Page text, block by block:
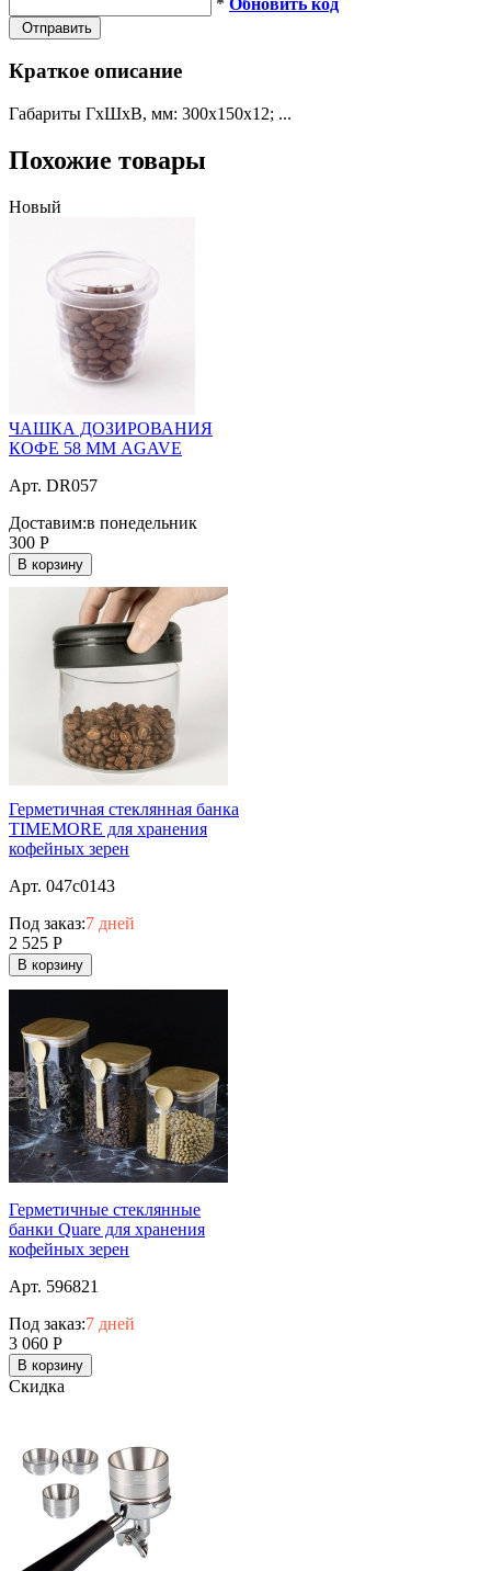
Отправить
Краткое описание
Габариты ГхШхВ, мм: 300х150х12; ...
Похожие товары
Новый
ЧАШКА ДОЗИРОВАНИЯ
КОФЕ 58 ММ AGAVE
Арт. DR057
Доставим:в понедельник
300 Р
В корзину
Герметичная стеклянная банка
TIMEMORE для хранения
кофейных зерен
Арт. 047c0143
Под заказ:7 дней
2 525 Р
В корзину
Герметичные стеклянные
банки Quare для хранения
кофейных зерен
Арт. 596821
Под заказ:7 дней
3 060 Р
В корзину
Скидка